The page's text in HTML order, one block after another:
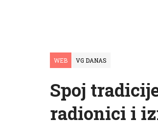
WEB VG DANAS
Spoj
radionici i